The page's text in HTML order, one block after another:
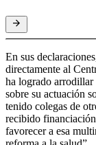
En sus
directamente al
ha logrado
sobre su actuación
tenido colegas de
recibido
favorecer a esa